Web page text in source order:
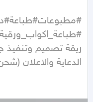
الدعاية والاعلان